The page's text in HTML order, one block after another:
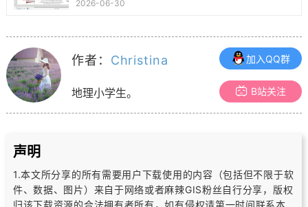
2026-06-30
作者： Christina
地理小学生。
加入QQ群
B站关注
声明
1.本文所分享的所有需要用户下载使用的内容（包括但不限于软
件、数据、图片） 来自于网络或者麻辣GIS粉丝自行分享，版权
归该下载资源的合法拥有者所有，如有侵权请第一时间联系本